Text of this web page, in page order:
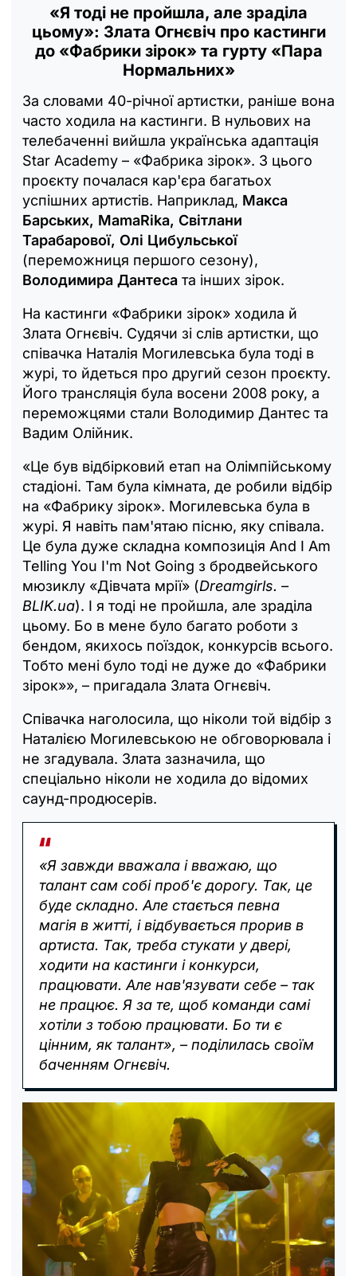
«Я тоді не пройшла, але зраділа
цьому»: Злата Огнєвіч про кастинги
до «Фабрики зірок» та гурту «Пара
Нормальних»
За словами 40-річної артистки, раніше вона
часто ходила на кастинги. В нульових на
телебаченні вийшла українська адаптація
Star Academy – «Фабрика зірок». З цього
проєкту почалася кар'єра багатьох
успішних артистів. Наприклад, Макса
Барських, MamaRika, Світлани
Тарабарової, Олі Цибульської
(переможниця першого сезону),
Володимира Дантеса та інших зірок.
На кастинги «Фабрики зірок» ходила й
Злата Огнєвіч. Судячи зі слів артистки, що
співачка Наталія Могилевська була тоді в
журі, то йдеться про другий сезон проєкту.
Його трансляція була восени 2008 року, а
переможцями стали Володимир Дантес та
Вадим Олійник.
«Це був відбірковий етап на Олімпійському
стадіоні. Там була кімната, де робили відбір
на «Фабрику зірок». Могилевська була в
журі. Я навіть пам'ятаю пісню, яку співала.
Це була дуже складна композиція And I Am
Telling You I'm Not Going з бродвейського
мюзиклу «Дівчата мрії» (Dreamgirls. –
BLIK.ua). І я тоді не пройшла, але зраділа
цьому. Бо в мене було багато роботи з
бендом, якихось поїздок, конкурсів всього.
Тобто мені було тоді не дуже до «Фабрики
зірок»», – пригадала Злата Огнєвіч.
Співачка наголосила, що ніколи той відбір з
Наталією Могилевською не обговорювала і
не згадувала. Злата зазначила, що
спеціально ніколи не ходила до відомих
саунд-продюсерів.
«Я завжди вважала і вважаю, що
талант сам собі проб'є дорогу. Так, це
буде складно. Але стається певна
магія в житті, і відбувається прорив в
артиста. Так, треба стукати у двері,
ходити на кастинги і конкурси,
працювати. Але нав'язувати себе – так
не працює. Я за те, щоб команди самі
хотіли з тобою працювати. Бо ти є
цінним, як талант», – поділилась своїм
баченням Огнєвіч.